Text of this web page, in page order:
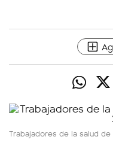
Trabajadores de la salud